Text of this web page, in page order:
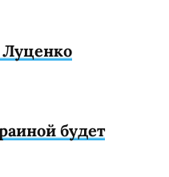
Луценко
будет